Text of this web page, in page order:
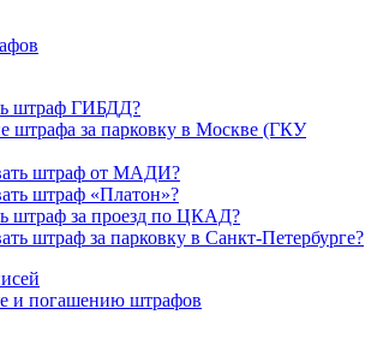
штраф ГИБДД?
штрафа за парковку в Москве (ГКУ
штраф от МАДИ?
штраф «Платон»?
штраф за проезд по ЦКАД?
штраф за парковку в Санкт-Петербурге?
и погашению штрафов